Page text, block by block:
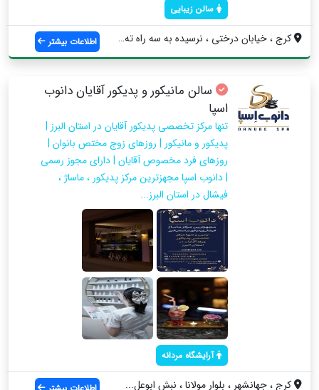
سالن زیبایی
کرج ، خیابان درختی ، نرسیده به سه راه ته... اطلاعات بیشتر
سالن مانیکور و پدیکور آقایان دانوب
اسپا
تنها مرکز تخصصی پدیکور آقایان در استان البرز |
پدیکور و مانیکور | روزهای زوج مختص بانوان |
روزهای فرد مخصوص آقایان | دارای مجوز رسمی
| دانوب اسپا مجهزترین مرکز پدیکور ، ماساژ ،
فیشال در استان البرز...
آرایشگاه مردانه
کرج ، جهانشهر ، بلوار مولانا ، نبش ابوعل...